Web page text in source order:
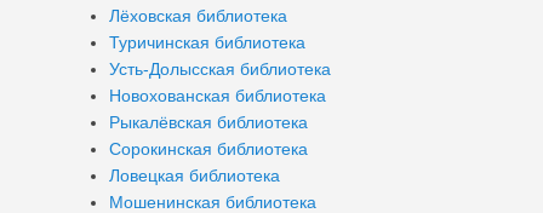
Лёховская библиотека
Туричинская библиотека
Усть-Долысская библиотека
Новохованская библиотека
Рыкалёвская библиотека
Сорокинская библиотека
Ловецкая библиотека
Мошенинская библиотека